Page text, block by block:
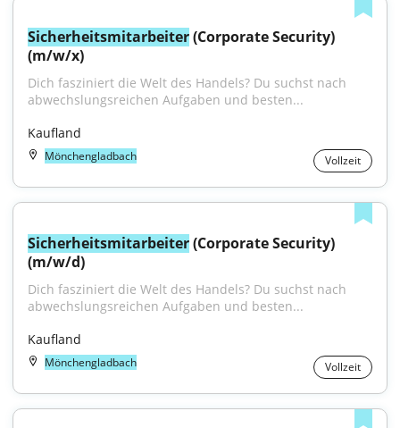
Sicherheitsmitarbeiter (Corporate Security)
(m/w/x)
Dich fasziniert die Welt des Handels? Du suchst nach
abwechslungsreichen Aufgaben und besten...
Kaufland
Mönchengladbach Vollzeit
Sicherheitsmitarbeiter (Corporate Security)
(m/w/d)
Dich fasziniert die Welt des Handels? Du suchst nach
abwechslungsreichen Aufgaben und besten...
Kaufland
Mönchengladbach Vollzeit